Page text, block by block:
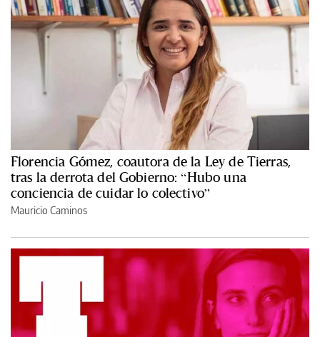
Florencia Gómez, coautora de la Ley de Tierras,
tras la derrota del Gobierno: “Hubo una
conciencia de cuidar lo colectivo”
Mauricio Caminos